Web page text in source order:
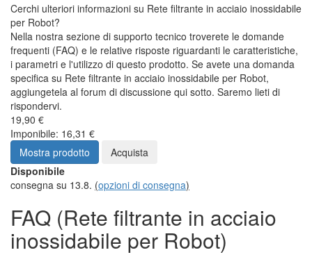
Cerchi ulteriori informazioni su Rete filtrante in acciaio inossidabile
per Robot?
Nella nostra sezione di supporto tecnico troverete le domande
frequenti (FAQ) e le relative risposte riguardanti le caratteristiche,
i parametri e l'utilizzo di questo prodotto. Se avete una domanda
specifica su Rete filtrante in acciaio inossidabile per Robot,
aggiungetela al forum di discussione qui sotto. Saremo lieti di
rispondervi.
19,90 €
Imponibile: 16,31 €
Mostra prodotto
Acquista
Disponibile
consegna su 13.8. (opzioni di consegna)
FAQ (Rete filtrante in acciaio
inossidabile per Robot)